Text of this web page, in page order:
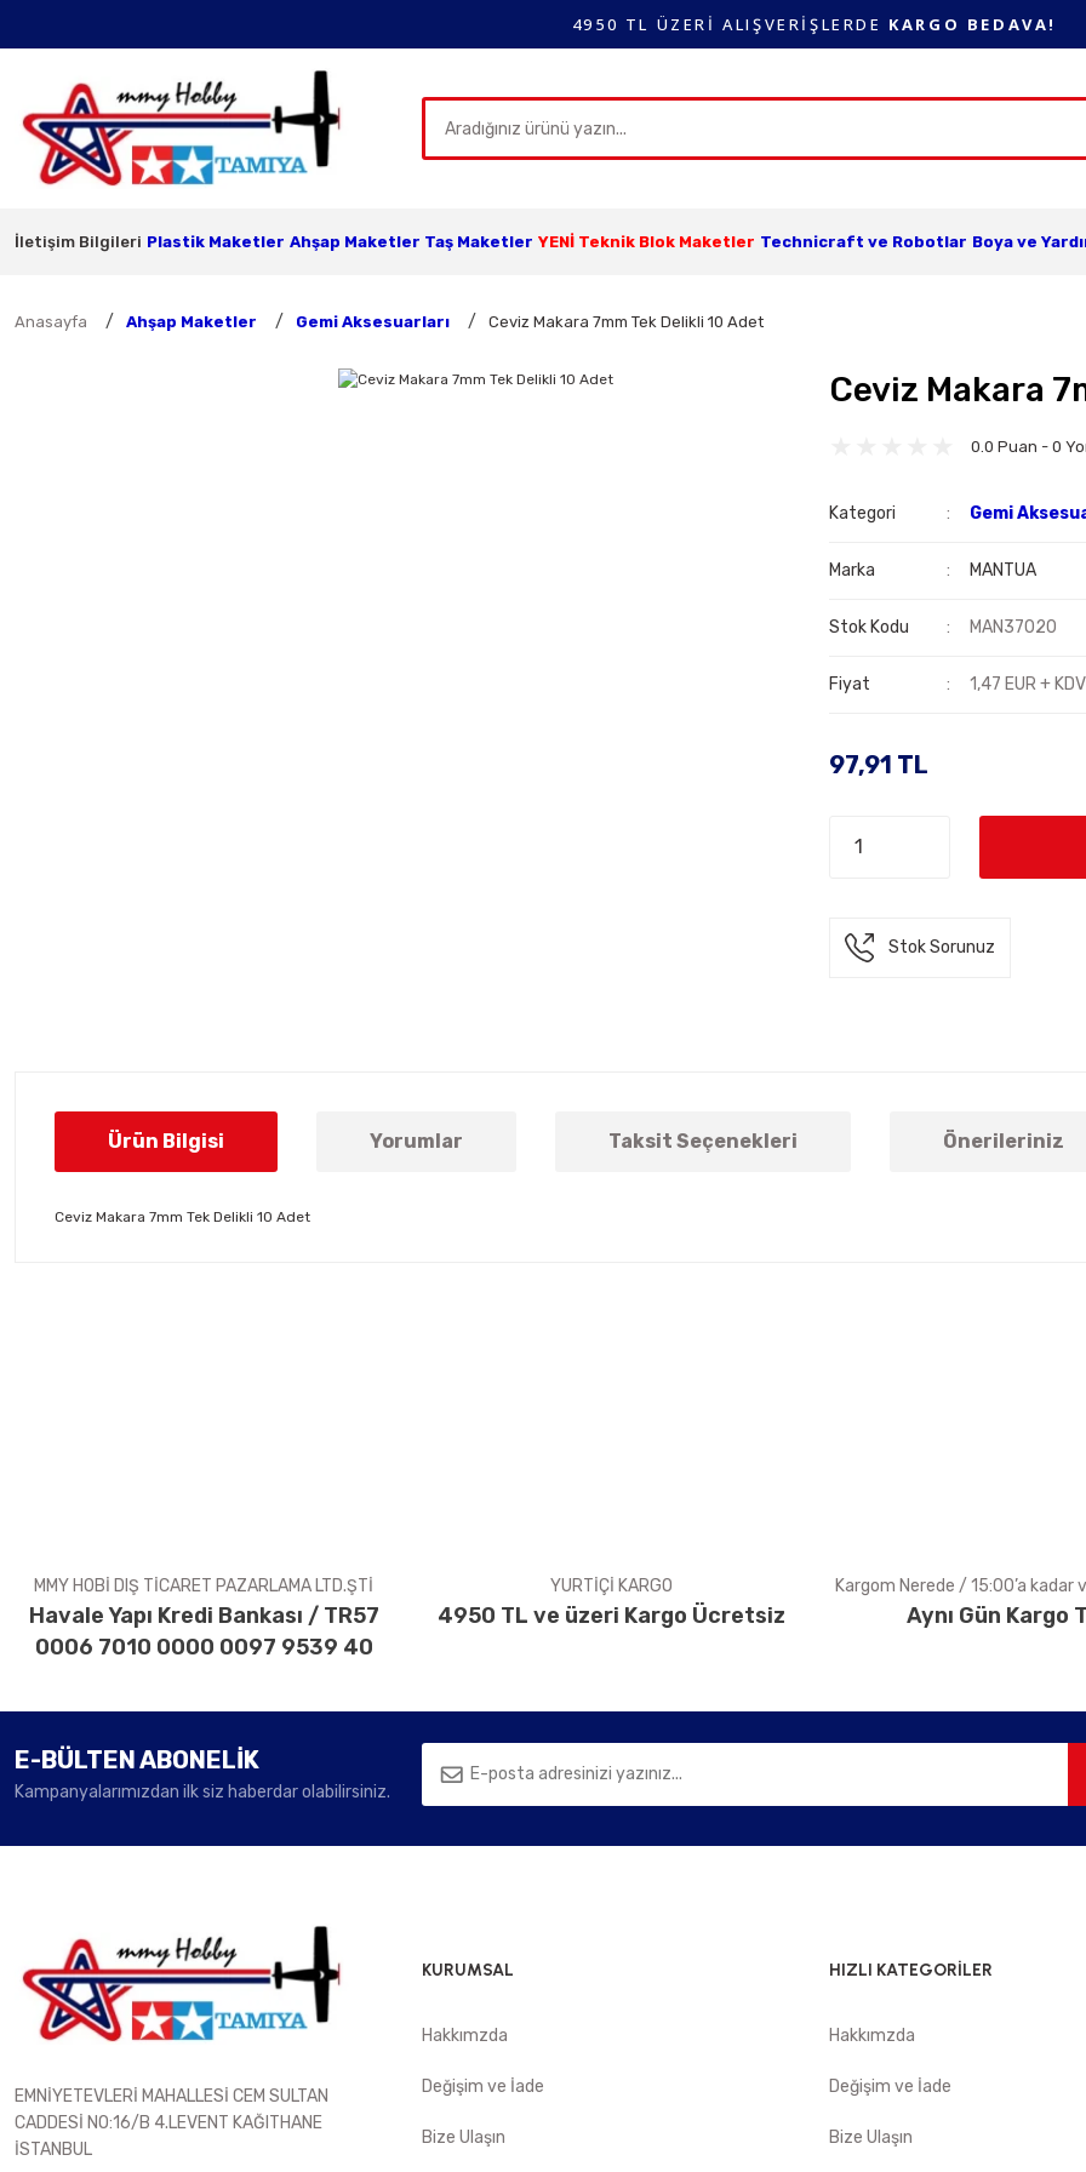
4950 TL ÜZERİ ALIŞVERİŞLERDE KARGO BEDAVA!
İletişim Bilgileri Plastik Maketler Ahşap Maketler Taş Maketler YENİ Teknik Blok Maketler Technicraft ve Robotlar Boya ve
Anasayfa Ahşap Maketler Gemi Aksesuarları Ceviz Makara 7mm Tek Delikli 10 Adet
Ceviz Makara
0.0 Puan - 0
Kategori Gemi
Marka MANTUA
Stok Kodu MAN37020
Fiyat 1,47 EUR + KDV
97,91 TL
Stok Sorunuz
Ürün Bilgisi Yorumlar Taksit Seçenekleri Önerileriniz
Ceviz Makara 7mm Tek Delikli 10 Adet
MMY HOBİ DIŞ TİCARET PAZARLAMA LTD.ŞTİ
Havale Yapı Kredi Bankası / TR57
0006 7010 0000 0097 9539 40
YURTİÇİ KARGO
4950 TL ve üzeri Kargo Ücretsiz
Kargom Nerede / 15:00’a kadar
Aynı Gün Kargo
E-BÜLTEN ABONELİK
Kampanyalarımızdan ilk siz haberdar olabilirsiniz.
EMNİYETEVLERİ MAHALLESİ CEM SULTAN
CADDESİ NO:16/B 4.LEVENT KAĞITHANE
İSTANBUL
KURUMSAL
Hakkımzda
Değişim ve İade
Bize Ulaşın
HIZLI KATEGORİLER
Hakkımzda
Değişim ve İade
Bize Ulaşın